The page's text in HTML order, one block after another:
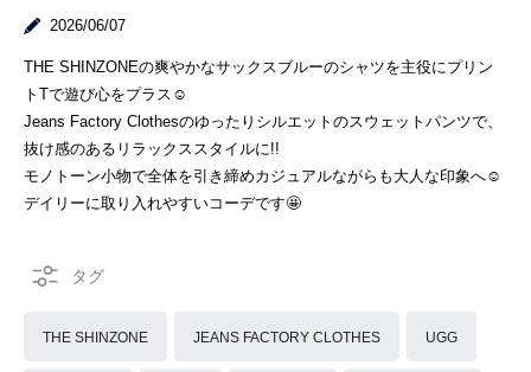
2026/06/07
THE SHINZONEの爽やかなサックスブルーのシャツを主役にプリン
トTで遊び心をプラス☺️
Jeans Factory Clothesのゆったりシルエットのスウェットパンツで、
抜け感のあるリラックススタイルに!!
モノトーン小物で全体を引き締めカジュアルながらも大人な印象へ☺︎
デイリーに取り入れやすいコーデです🤩
THE SHINZONE JEANS FACTORY CLOTHES UGG